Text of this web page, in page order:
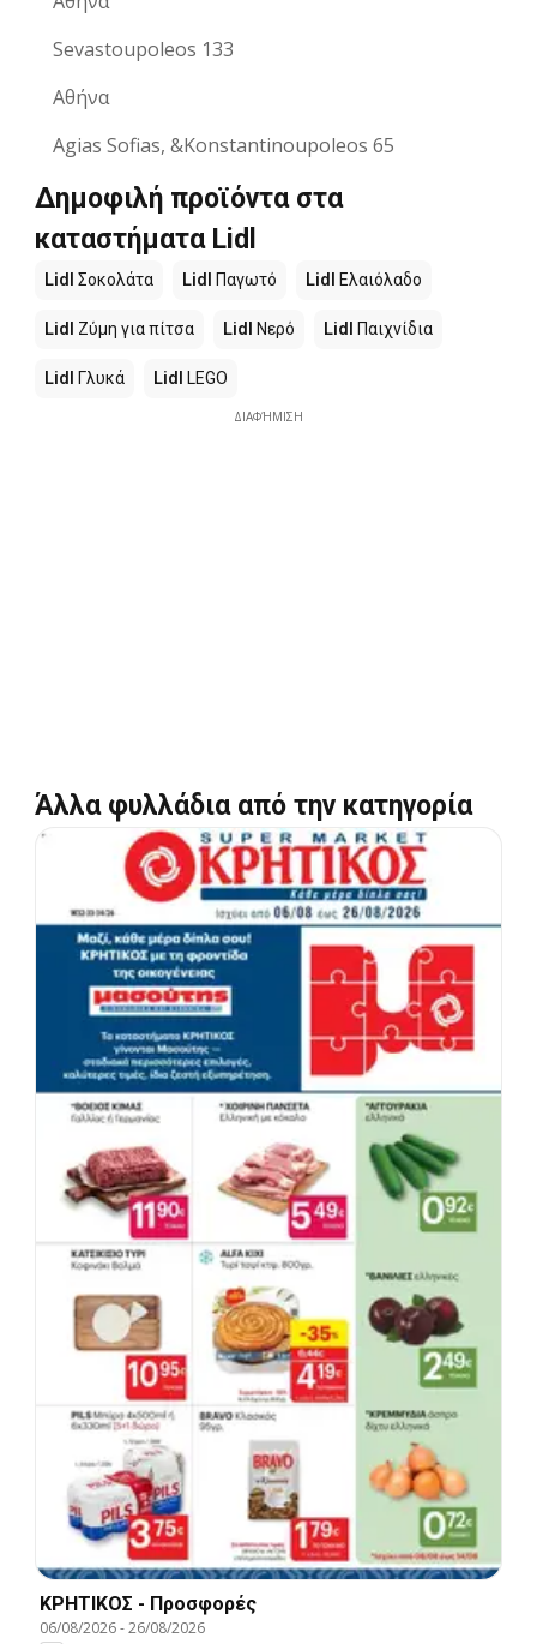
Sevastoupoleos 133
Αθήνα
Agias Sofias, &Konstantinoupoleos 65
Δημοφιλή προϊόντα στα
καταστήματα Lidl
Lidl Σοκολάτα Lidl Παγωτό Lidl Ελαιόλαδο
Lidl Ζύμη για πίτσα Lidl Νερό Lidl Παιχνίδια
Lidl Γλυκά Lidl LEGO
ΔΙΑΦΉΜΙΣΗ
Άλλα φυλλάδια από την κατηγορία
ΚΡΗΤΙΚΟΣ - Προσφορές
06/08/2026-26/08/2026